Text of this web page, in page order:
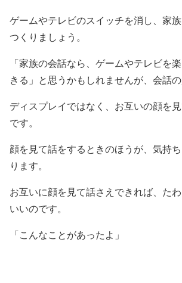
ゲームやテレビのスイッチを消し、家
つくりましょう。
「家族の会話なら、ゲームやテレビを
きる」と思うかもしれませんが、会話の
ディスプレイではなく、お互いの顔を
です。
顔を見て話をするときのほうが、気持
ります。
お互いに顔を見て話さえできれば、た
いいのです。
「こんなことがあったよ」